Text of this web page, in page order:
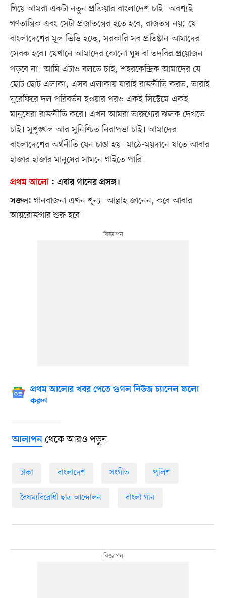
গিয়ে আমরা একটা নতুন প্রক্রিয়ার বাংলাদেশ চাই। অবশ্যই
গণতান্ত্রিক এবং সেটা প্রজাতন্ত্রের হতে হবে, রাজতন্ত্র নয়; যে
বাংলাদেশের মূল ভিত্তি হচ্ছে, সরকারি সব প্রতিষ্ঠান আমাদের
সেবক হবে। যেখানে আমাদের কোনো ঘুষ বা তদবির প্রয়োজন
পড়বে না। আমি এটাও বলতে চাই, শহরকেন্দ্রিক আমাদের যে
ছোট ছোট এলাকা, এসব এলাকায় যারাই রাজনীতি করত, তারাই
ঘুরেফিরে দল পরিবর্তন হওয়ার পরও একই সিস্টেমে একই
মানুষেরা রাজনীতি করে। এখন আমরা তারুণ্যের ঝলক দেখতে
চাই। সুশৃঙ্খল আর সুনিশ্চিত নিরাপত্তা চাই। আমাদের
বাংলাদেশের অর্থনীতি যেন চাঙা হয়। মাঠে-ময়দানে যাতে আবার
হাজার হাজার মানুষের সামনে গাইতে পারি।
প্রথম আলো: এবার গানের প্রসঙ্গ।
সজল: গানবাজনা এখন শূন্য। আল্লাহ জানেন, কবে আবার
আয়রোজগার শুরু হবে।
প্রথম আলোর খবর পেতে গুগল নিউজ চ্যানেল ফলো
করুন
আলাপনথেকে আরও পড়ুন
ঢাকা বাংলাদেশ সংগীত পুলিশ
বৈষম্যবিরোধী ছাত্র আন্দোলন বাংলা গান